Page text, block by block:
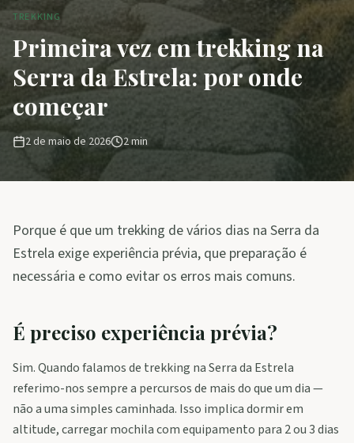
TREKKING
Primeira vez em trekking na
Serra da Estrela: por onde
começar
2 de maio de 2026 2min
Porque é que um trekking de vários dias na Serra da
Estrela exige experiência prévia, que preparação é
necessária e como evitar os erros mais comuns.
É preciso experiência prévia?
Sim. Quando falamos de trekking na Serra da Estrela
referimo-nos sempre a percursos de mais do que um dia —
não a uma simples caminhada. Isso implica dormir em
altitude, carregar mochila com equipamento para 2 ou 3 dias